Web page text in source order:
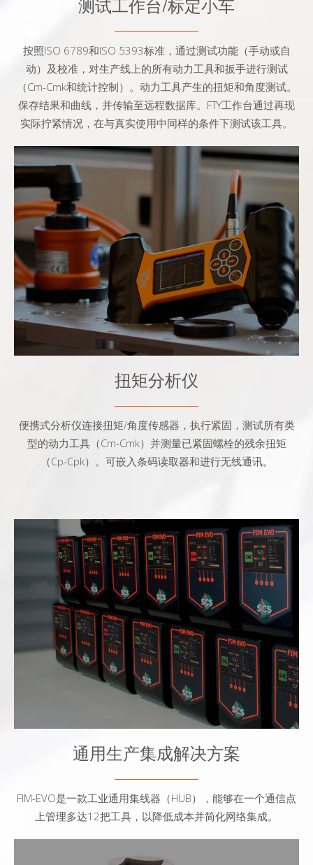
按照ISO 6789和ISO 5393标准，通过测试功能（手动或自
动）及校准，对生产线上的所有动力工具和扳手进行测试
（Cm-Cmk和统计控制）。动力工具产生的扭矩和角度测试。
保存结果和曲线，并传输至远程数据库。FTY工作台通过再现
实际拧紧情况，在与真实使用中同样的条件下测试该工具。
- 测试所有动力工具和扳手
- 测试和校准符合ISO 6789 和 ISO 5393标准
- 工具的扭矩和角度测量
- Cm-Cmk、Cp-Cpk统计和报告
- 将结果和踪迹传输至外部数据库
扭矩分析仪
便携式分析仪连接扭矩/角度传感器，执行紧固，测试所有类
型的动力工具（Cm-Cmk）并测量已紧固螺栓的残余扭矩
（Cp-Cpk）。可嵌入条码读取器和进行无线通讯。
通用生产集成解决方案
FIM-EVO是一款工业通用集线器（HUB），能够在一个通信点
上管理多达12把工具，以降低成本并简化网络集成。